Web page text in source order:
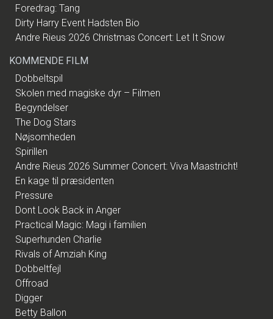
Foredrag: Tang
Dirty Harry Event Hadsten Bio
Andre Rieus 2026 Christmas Concert: Let It Snow
KOMMENDE FILM
Dobbeltspil
Skolen med magiske dyr – Filmen
Begyndelser
The Dog Stars
Nøjsomheden
Spirillen
Andre Rieus 2026 Summer Concert: Viva Maastricht!
En kage til præsidenten
Pressure
Dont Look Back in Anger
Practical Magic: Magi i familien
Superhunden Charlie
Rivals of Amziah King
Dobbeltfejl
Offroad
Digger
Betty Ballon